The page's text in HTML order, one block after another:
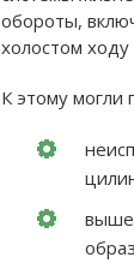
обороты,
холостом ходу
К этому могли